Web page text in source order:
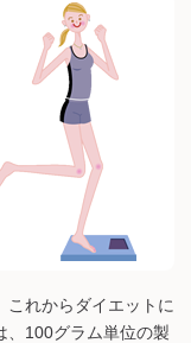
れからダイエットに
、100グラム単位の製